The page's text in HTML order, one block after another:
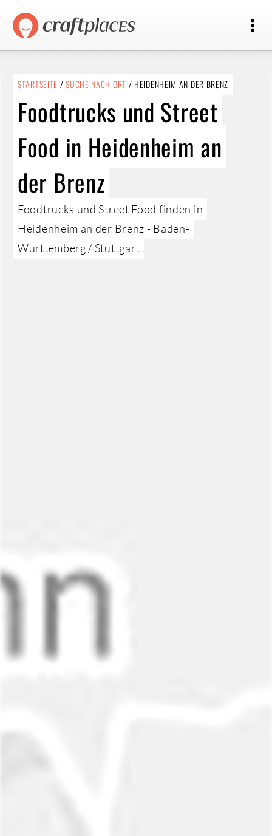
STARTSEITE /SUCHE NACH ORT / HEIDENHEIM AN DER BRENZ
Foodtrucks und Street
Food in Heidenheim an
der Brenz
Foodtrucks und Street Food finden in
Heidenheim an der Brenz - Baden-
Württemberg / Stuttgart